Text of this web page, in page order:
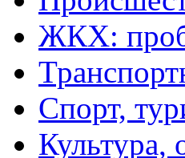
ЖКХ:
Спорт,
Культура,